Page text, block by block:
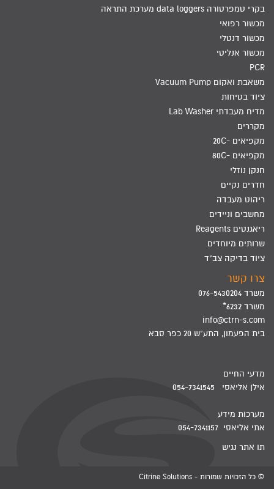
בקרי טמפרטורה data loggers מערכת התראה
מכשור רפואי
מכשור דנטלי
מכשור אנליטי
PCR
משאבת ואקום Vacuum Pump
ציוד בטיחות
מדיח מעבדתי Lab Washer
מקררים
מקפיאים -20C
מקפיאים -80C
חנקן נוזלי
חדרים נקיים
ריהוט מעבדה
מחשבים וניידים
ריאגנטים Reagents
שרותים מיוחדים
ציוד בדיקה צב"ד
צרו קשר
משרד 076-5430204
משרד 6232*
info@ctrn-s.com
בית הפעמון, התע"ש 20 כפר סבא
מדעי החיים
אילן אליאסי 054-7341545
מערכות מידע
אתי אליאסי 054-7341157
תו אתר נגיש
© כל הזכויות שמורות - Citrine Solutions